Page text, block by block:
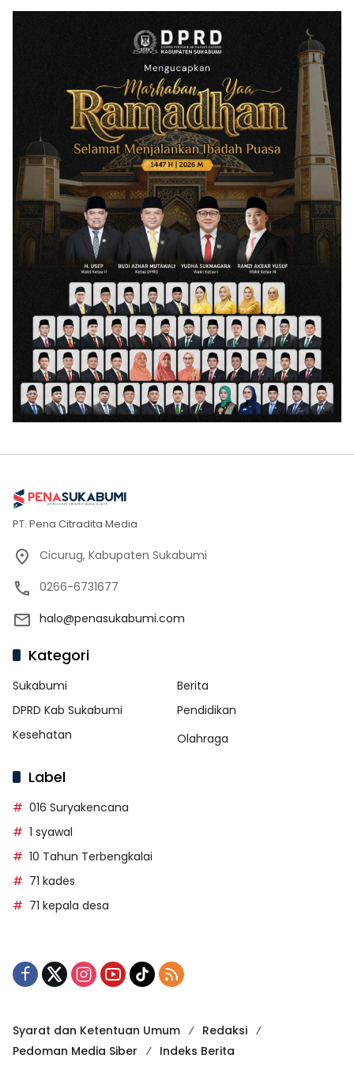
PT. Pena Citradita Media
Cicurug, Kabupaten Sukabumi
0266-6731677
halo@penasukabumi.com
Kategori
Sukabumi
Berita
DPRD Kab Sukabumi
Pendidikan
Kesehatan
Olahraga
Label
016 Suryakencana
1 syawal
10 Tahun Terbengkalai
71 kades
71 kepala desa
Syarat dan Ketentuan Umum
Redaksi
Pedoman Media Siber
Indeks Berita